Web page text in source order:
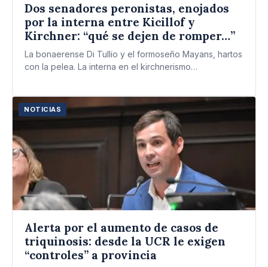
Dos senadores peronistas, enojados
por la interna entre Kicillof y
Kirchner: “qué se dejen de romper…”
La bonaerense Di Tullio y el formoseño Mayans, hartos
con la pelea. La interna en el kirchnerismo
NOTICIAS
Alerta por el aumento de casos de
triquinosis: desde la UCR le exigen
“controles” a provincia